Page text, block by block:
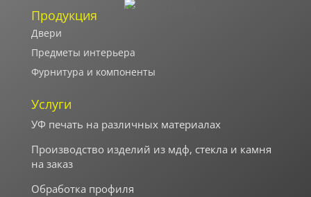
Продукция
Двери
Предметы интерьера
Фурнитура и компоненты
Услуги
УФ печать на различных материалах
Производство изделий из мдф, стекла и камня
на заказ
Обработка профиля